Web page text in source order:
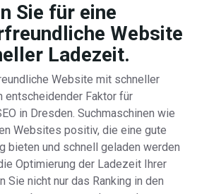
Sie für eine
Website
Ladezeit.
Website mit schneller
entscheidender Faktor für
in Dresden. Suchmaschinen wie
Websites positiv, die eine gute
bieten und schnell geladen werden
Optimierung der Ladezeit Ihrer
Sie nicht nur das Ranking in den